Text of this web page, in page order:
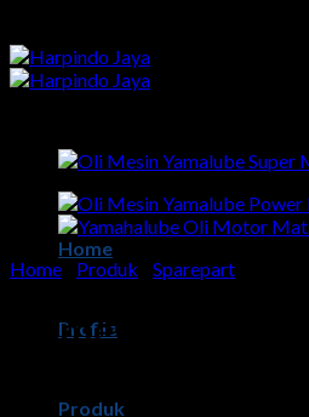
Skip
to
Home
Profile
Produk
Home Produk Sparepart
oli mesin